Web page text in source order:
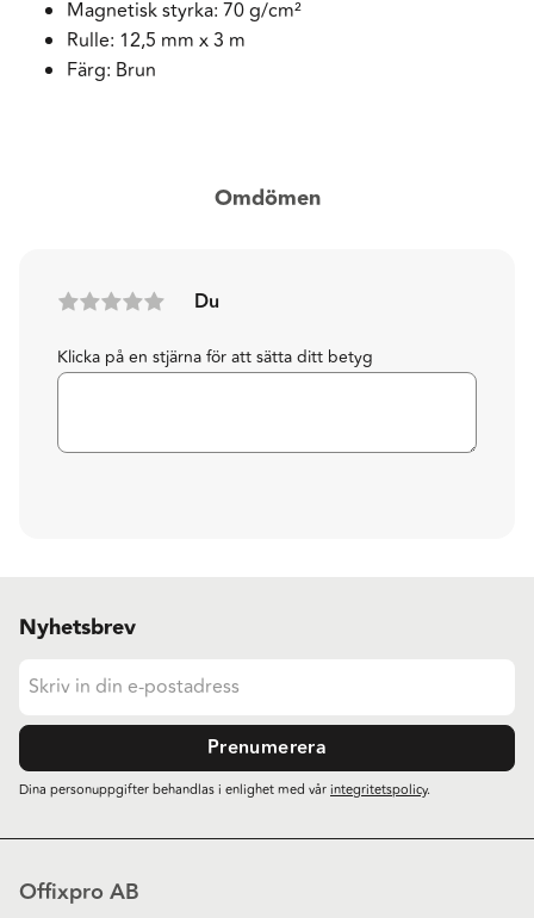
Magnetisk styrka: 70 g/cm²
Rulle: 12,5 mm x 3 m
Färg: Brun
Omdömen
Du
Klicka på en stjärna för att sätta ditt betyg
Nyhetsbrev
Prenumerera
Dina personuppgifter behandlas i enlighet med vårintegritetspolicy.
Offixpro AB